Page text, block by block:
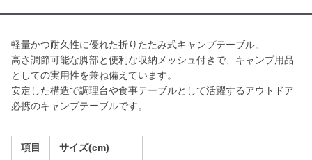
軽量かつ耐久性に優れた折りたたみ式キャンプテーブル。
高さ調節可能な脚部と便利な収納メッシュ付きで、キャンプ用品
としての実用性を兼ね備えています。
安定した構造で調理台や食事テーブルとして活躍するアウトドア
必携のキャンプテーブルです。
項目 サイズ(cm)